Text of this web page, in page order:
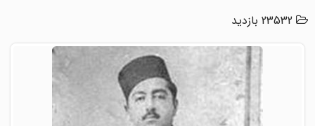
23532 بازدید